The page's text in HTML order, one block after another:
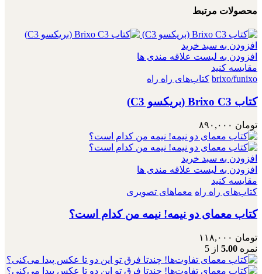
محصولات مرتبط
افزودن به سبد خرید
افزودن به لیست علاقه مندی ها
مقایسه کنید
brixo/funixo کتاب‌های راه راه
کتاب Brixo C3 (بریکسو C3)
تومان
افزودن به سبد خرید
افزودن به لیست علاقه مندی ها
مقایسه کنید
کتاب‌های راه راه معماهای تصویری
کتاب معمای دو نیمه! نیمه من کدام است؟
تومان
نمره 5.00 از 5